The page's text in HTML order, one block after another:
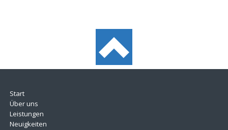
Start
Über uns
Leistungen
Neuigkeiten